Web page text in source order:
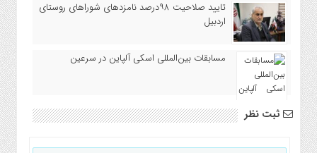
تایید صلاحیت ۹۸درصد نامزدهای شوراهای روستای
اردبیل
مسابقات بین‌المللی اسکی آلپاین در سرعین
ثبت نظر